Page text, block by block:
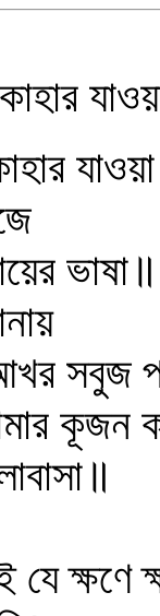
ভাষা॥
সবুজ
কূজন
ক্ষণে